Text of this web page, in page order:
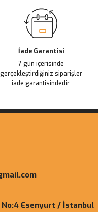
İade Garantisi
7 gün içerisinde
gerçekleştirdiğiniz siparişler
iade garantisindedir.
No:4 Esenyurt / İstanbul